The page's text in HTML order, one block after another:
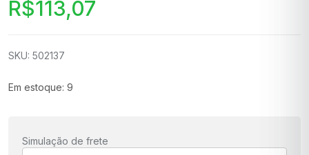
R$113,07
SKU: 502137
Em estoque: 9
Simulação de frete